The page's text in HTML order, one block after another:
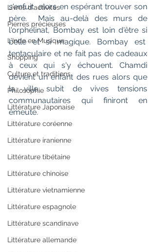
Livres d'activités
Pierres précieuses
L'Inde en Musique
Shopping
Culture et traditions
Philosophie
Littérature Japonaise
Littérature coréenne
Littérature iranienne
Littérature tibétaine
Littérature chinoise
Littérature vietnamienne
Littérature espagnole
Littérature scandinave
Littérature allemande
s'enfuit  alors en espérant trouver son
père.  Mais au-delà des murs de
l'orphelinat, Bombay est loin d'être si
belle et si magique. Bombay est
tentaculaire et ne fait pas de cadeaux
à ceux qui s'y échouent. Chamdi
devient un enfant des rues alors que
la ville subit de vives tensions
communautaires qui finiront en
émeute.